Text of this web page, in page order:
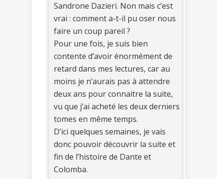
Sandrone Dazieri. Non mais c’est
vrai : comment a-t-il pu oser nous
faire un coup pareil ?
Pour une fois, je suis bien
contente d’avoir énormément de
retard dans mes lectures, car au
moins je n’aurais pas à attendre
deux ans pour connaitre la suite,
vu que j’ai acheté les deux derniers
tomes en même temps.
D’ici quelques semaines, je vais
donc pouvoir découvrir la suite et
fin de l’histoire de Dante et
Colomba.